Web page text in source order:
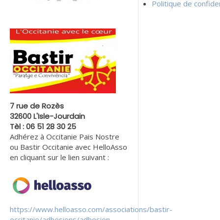
7 rue de Rozès
32600 L'Isle-Jourdain
Tèl : 06 51 28 30 25
Adhérez à Occitanie Pais Nostre
ou Bastir Occitanie avec HelloAsso
en cliquant sur le lien suivant :
https://www.helloasso.com/associations/bastir-
Politique de